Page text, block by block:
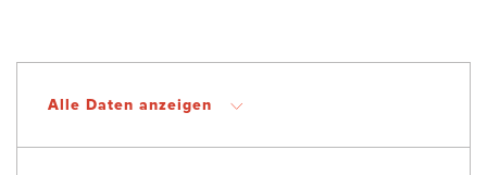
Alle Daten anzeigen